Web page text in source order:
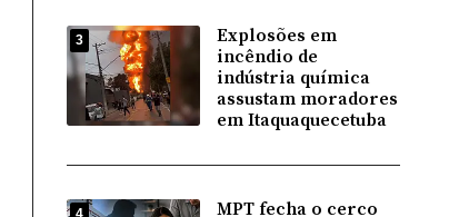
3
Explosões em
incêndio de
indústria química
assustam moradores
em Itaquaquecetuba
MPT fecha o cerco